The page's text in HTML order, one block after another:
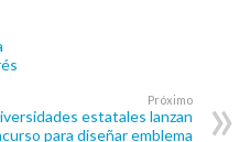
Próximo
estatales lanzan
para diseñar emblema